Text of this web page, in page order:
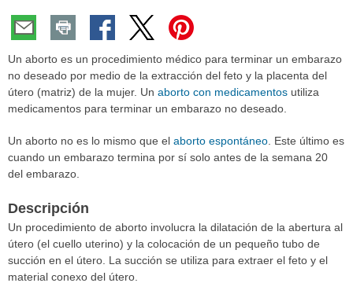
Un aborto es un procedimiento médico para terminar un embarazo
no deseado por medio de la extracción del feto y la placenta del
útero (matriz) de la mujer. Un aborto con medicamentos utiliza
medicamentos para terminar un embarazo no deseado.
Un aborto no es lo mismo que el aborto espontáneo . Este último es
cuando un embarazo termina por sí solo antes de la semana 20
del embarazo.
Descripción
Un procedimiento de aborto involucra la dilatación de la abertura al
útero (el cuello uterino) y la colocación de un pequeño tubo de
succión en el útero. La succión se utiliza para extraer el feto y el
material conexo del útero.